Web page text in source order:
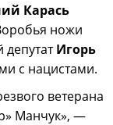
Карась
ножи
депутатИгорь
с нацистами.
ветерана
Манчук», —